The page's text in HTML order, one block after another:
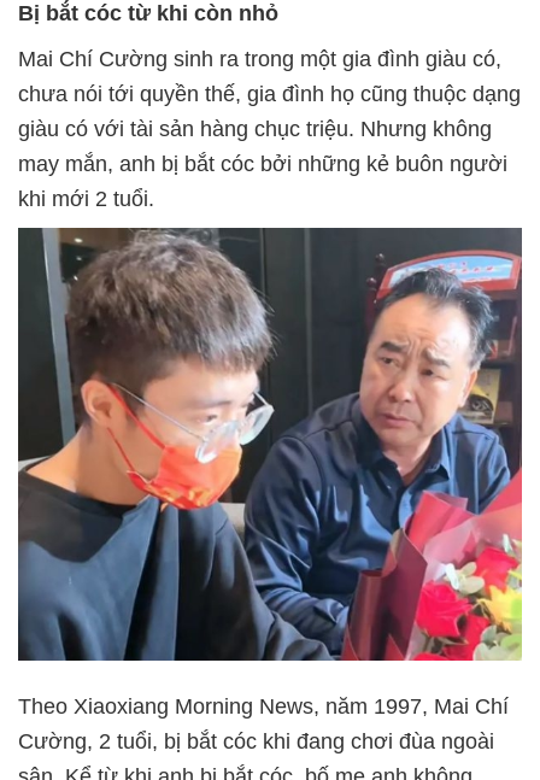
Bị bắt cóc từ khi còn nhỏ
Mai Chí Cường sinh ra trong một gia đình giàu có,
chưa nói tới quyền thế, gia đình họ cũng thuộc dạng
giàu có với tài sản hàng chục triệu. Nhưng không
may mắn, anh bị bắt cóc bởi những kẻ buôn người
khi mới 2 tuổi.
Theo Xiaoxiang Morning News, năm 1997, Mai Chí
Cường, 2 tuổi, bị bắt cóc khi đang chơi đùa ngoài